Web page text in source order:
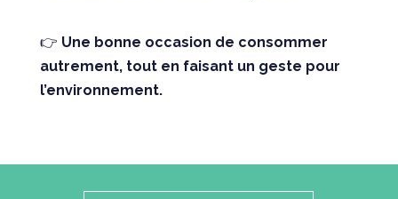
👉 Une bonne occasion de consommer
autrement, tout en faisant un geste pour
l’environnement.